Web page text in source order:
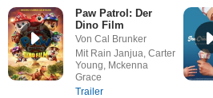
Paw Patrol: Der
Dino Film
Von Cal Brunker
Mit Rain Janjua, Carter
Young, Mckenna
Grace
Trailer